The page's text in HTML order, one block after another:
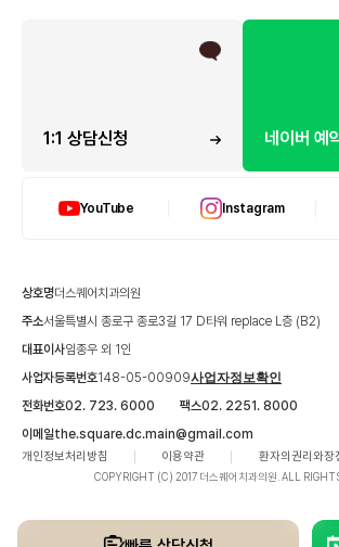
1:1 상담신청 네이버 예
YouTube Instagram
상호명더스퀘어치과의원
주소서울특별시 종로구 종로3길 17 D타워 replace L층 (B2)
대표이사임종우 외 1인
사업자등록번호148-05-00909사업자정보확인
전화번호02. 723. 6000 팩스02. 2251. 8000
이메일the.square.dc.main@gmail.com
개인정보처리방침 이용약관 환자의권리와장
COPYRIGHT (C) 2017 더스퀘어치과의원. ALL